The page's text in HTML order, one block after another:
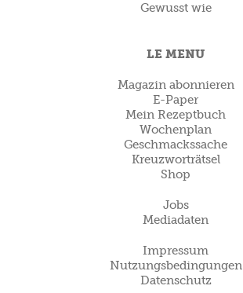
Gewusst wie
LE MENU
Magazin abonnieren
E-Paper
Mein Rezeptbuch
Wochenplan
Geschmackssache
Kreuzworträtsel
Shop
Jobs
Mediadaten
Impressum
Nutzungsbedingungen
Datenschutz